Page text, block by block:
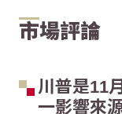
市場評論
川普是11
一影響來